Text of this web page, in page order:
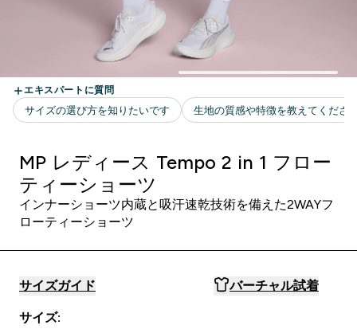
MP レディース Tempo 2 in 1 フロー
ティーショーツ
インナーショーツ内蔵と吸汗速乾技術を備えた2WAYフ
ローティーショーツ
サイズガイド バーチャル試着
サイズ: